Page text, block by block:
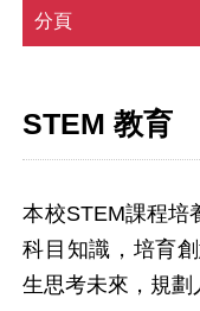
分頁
STEM 教育
本校STEM課程培
科目知識，培育
生思考未來，規劃